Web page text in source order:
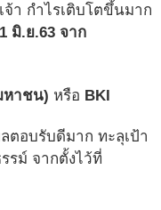
จ้า กำไรเติบโตขึ้นมาก
มิ.ย.63 จาก
หาชน) หรือ BKI
ตอบรับดีมาก ทะลุเป้า
รม์ จากตั้งไว้ที่